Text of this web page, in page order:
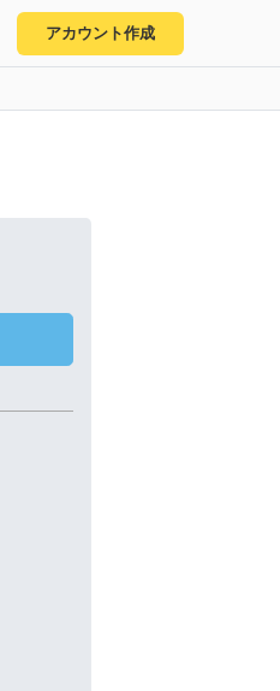
アカウント作成